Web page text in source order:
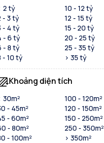
2 tỷ
- 3 tỷ
- 4 tỷ
- 6 tỷ
- 8 tỷ
- 10 tỷ
10 - 12 tỷ
12 - 15 tỷ
15 - 20 tỷ
20 - 25 tỷ
25 - 35 tỷ
> 35 tỷ
Khoảng diện tích
30m²
- 45m²
- 60m²
- 80m²
- 100m²
100 - 120m²
120 - 150m²
150 - 250m²
250 - 350m²
> 350m²